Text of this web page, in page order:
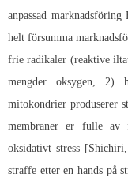
anpassad
helt försumma
frie radikaler (reaktive
mengder oksygen, 2)
mitokondrier produserer
membraner er fulle av
oksidativt stress
straffe etter en hands på